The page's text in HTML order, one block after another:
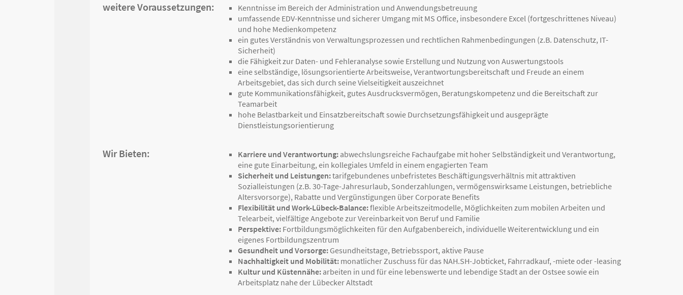
weitere Voraussetzungen:
Kenntnisse im Bereich der Administration und Anwendungsbetreuung
umfassende EDV-Kenntnisse und sicherer Umgang mit MS Office, insbesondere Excel (fortgeschrittenes Niveau)
und hohe Medienkompetenz
ein gutes Verständnis von Verwaltungsprozessen und rechtlichen Rahmenbedingungen (z.B. Datenschutz, IT-
Sicherheit)
die Fähigkeit zur Daten- und Fehleranalyse sowie Erstellung und Nutzung von Auswertungstools
eine selbständige, lösungsorientierte Arbeitsweise, Verantwortungsbereitschaft und Freude an einem
Arbeitsgebiet, das sich durch seine Vielseitigkeit auszeichnet
gute Kommunikationsfähigkeit, gutes Ausdrucksvermögen, Beratungskompetenz und die Bereitschaft zur
Teamarbeit
hohe Belastbarkeit und Einsatzbereitschaft sowie Durchsetzungsfähigkeit und ausgeprägte
Dienstleistungsorientierung
Wir Bieten: Karriere und Verantwortung: abwechslungsreiche Fachaufgabe mit hoher Selbständigkeit und Verantwortung,
eine gute Einarbeitung, ein kollegiales Umfeld in einem engagierten Team
Sicherheit und Leistungen:tarifgebundenes unbefristetes Beschäftigungsverhältnis mit attraktiven
Sozialleistungen (z.B. 30-Tage-Jahresurlaub, Sonderzahlungen, vermögenswirksame Leistungen, betriebliche
Altersvorsorge), Rabatte und Vergünstigungen über Corporate Benefits
Flexibilität und Work-Lübeck-Balance:flexible Arbeitszeitmodelle, Möglichkeiten zum mobilen Arbeiten und
Telearbeit, vielfältige Angebote zur Vereinbarkeit von Beruf und Familie
Perspektive: Fortbildungsmöglichkeiten für den Aufgabenbereich, individuelle Weiterentwicklung und ein
eigenes Fortbildungszentrum
Gesundheit und Vorsorge: Gesundheitstage, Betriebssport, aktive Pause
Nachhaltigkeit und Mobilität: monatlicher Zuschuss für das NAH.SH-Jobticket, Fahrradkauf, -miete oder -leasing
Kultur und Küstennähe: arbeiten in und für eine lebenswerte und lebendige Stadt an der Ostsee sowie ein
Arbeitsplatz nahe der Lübecker Altstadt